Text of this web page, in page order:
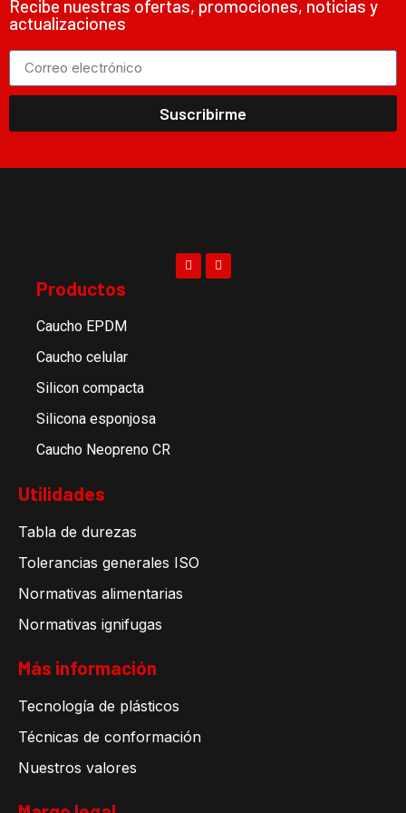
Recibe nuestras ofertas, promociones, noticias y
actualizaciones
Suscribirme
Productos
Caucho EPDM
Caucho celular
Silicon compacta
Silicona esponjosa
Caucho Neopreno CR
Utilidades
Tabla de durezas
Tolerancias generales ISO
Normativas alimentarias
Normativas ignifugas
Más información
Tecnología de plásticos
Técnicas de conformación
Nuestros valores